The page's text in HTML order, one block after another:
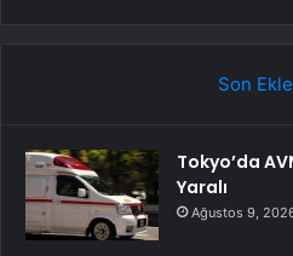
Son
Tokyo’da
Yaralı
Ağustos 9,